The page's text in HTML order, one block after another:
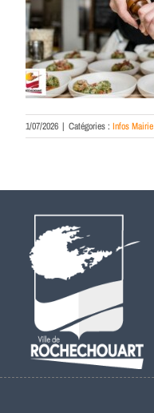
1/07/2026 | Catégories : Infos Mairie